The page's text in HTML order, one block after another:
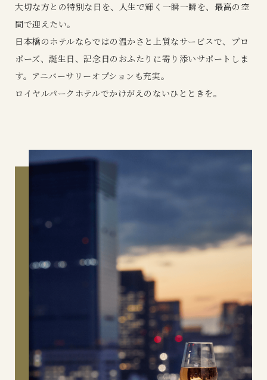
大切な方との特別な日を、 人生で輝く一瞬一瞬を、 最高の空
間で迎えたい。
日本橋のホテルならではの温かさと上質なサービスで、 プロ
ポーズ、誕生日、記念日のおふたりに寄り添いサポートしま
す。 アニバーサリーオプションも充実。
ロイヤルパークホテルでかけがえのないひとときを。